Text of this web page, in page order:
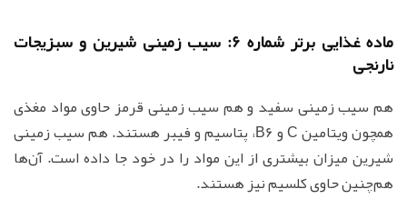
ماده غذایی برتر شماره 6: سیب زمینی شیرین و سبزیجات
نارنجی
هم سیب زمینی سفید و هم سیب زمینی قرمز حاوی مواد مغذی
همچون ویتامین C و B6، پتاسیم و فیبر هستند. هم سیب زمینی
شیرین میزان بیشتری از این مواد را در خود جا داده است. آن‌ها
هم‌چنین حاوی کلسیم نیز هستند.